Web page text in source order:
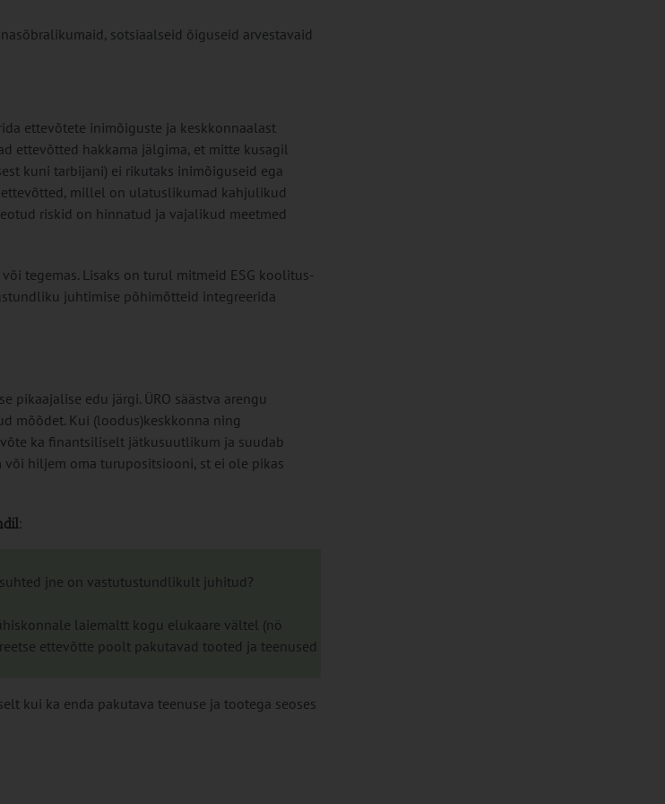
sotsiaalseid õiguseid arvestavaid
ettevõtete inimõiguste ja keskkonnaalast
ettevõtted hakkama jälgima, et mitte kusagil
kuni tarbijani) ei rikutaks inimõiguseid ega
millel on ulatuslikumad kahjulikud
riskid on hinnatud ja vajalikud meetmed
tegemas. Lisaks on turul mitmeid ESG koolitus-
juhtimise põhimõtteid integreerida
edu järgi. ÜRO säästva arengu
mõõdet. Kui (loodus)keskkonna ning
ka finantsiliselt jätkusuutlikum ja suudab
hiljem oma turupositsiooni, st ei ole pikas
jne on vastutustundlikult juhitud?
laiemaltt kogu elukaare vältel (nö
ettevõtte poolt pakutavad tooted ja teenused
kui ka enda pakutava teenuse ja tootega seoses